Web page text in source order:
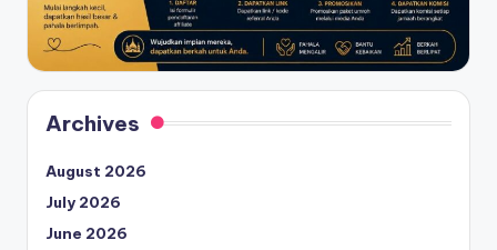
Archives
August 2026
July 2026
June 2026